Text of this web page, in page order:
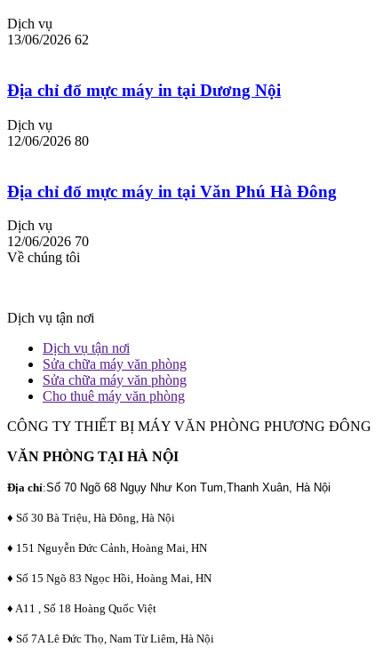
Dịch vụ
13/06/2026 62
Địa chỉ đổ mực máy in tại Dương Nội
Dịch vụ
12/06/2026 80
Địa chỉ đổ mực máy in tại Văn Phú Hà Đông
Dịch vụ
12/06/2026 70
Về chúng tôi
Dịch vụ tận nơi
Dịch vụ tận nơi
Sửa chữa máy văn phòng
Sửa chữa máy văn phòng
Cho thuê máy văn phòng
CÔNG TY THIẾT BỊ MÁY VĂN PHÒNG PHƯƠNG ĐÔNG
VĂN PHÒNG TẠI HÀ NỘI
Địa chỉ:Số 70 Ngõ 68 Ngụy Như Kon Tum,Thanh Xuân, Hà Nội
♦ Số 30 Bà Triệu, Hà Đông, Hà Nội
♦ 151 Nguyễn Đức Cảnh, Hoàng Mai, HN
♦ Số 15 Ngõ 83 Ngọc Hồi, Hoàng Mai, HN
♦ A11 , Số 18 Hoàng Quốc Việt
♦ Số 7A Lê Đức Thọ, Nam Từ Liêm, Hà Nội